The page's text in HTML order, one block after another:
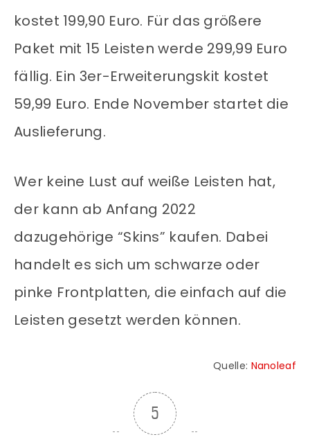
kostet 199,90 Euro. Für das größere
Paket mit 15 Leisten werde 299,99 Euro
fällig. Ein 3er-Erweiterungskit kostet
59,99 Euro. Ende November startet die
Auslieferung.
Wer keine Lust auf weiße Leisten hat,
der kann ab Anfang 2022
dazugehörige “Skins” kaufen. Dabei
handelt es sich um schwarze oder
pinke Frontplatten, die einfach auf die
Leisten gesetzt werden können.
Quelle: Nanoleaf
5